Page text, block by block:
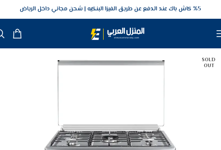
5‎% كاش باك عند الدفع عن طريق الفيزا البنكيه شحن مجاني داخل الرياض
SOLD
OUT